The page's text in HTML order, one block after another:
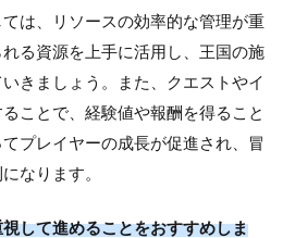
は、リソースの効率的な管理が重
る資源を上手に活用し、王国の施
きましょう。また、クエストやイ
ことで、経験値や報酬を得ること
プレイヤーの成長が促進され、冒
なります。
して進めることをおすすめしま